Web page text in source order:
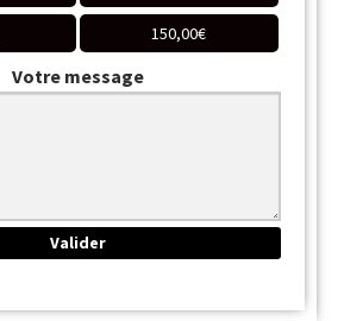
150,00€
Votre message